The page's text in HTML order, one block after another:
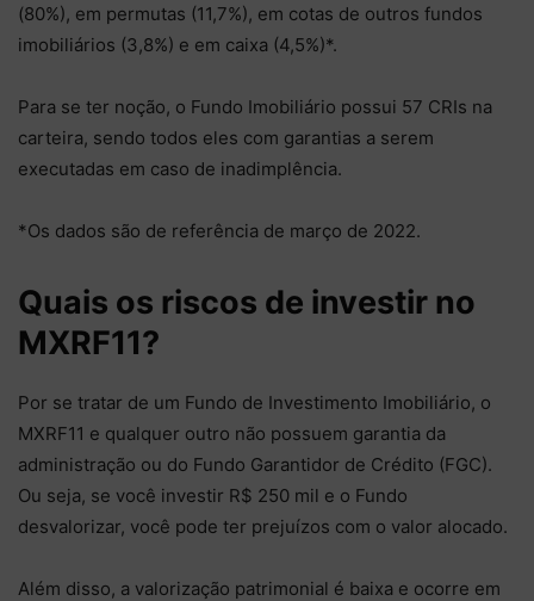
(80%), em permutas (11,7%), em cotas de outros fundos
imobiliários (3,8%) e em caixa (4,5%)*.
Para se ter noção, o Fundo Imobiliário possui 57 CRIs na
carteira, sendo todos eles com garantias a serem
executadas em caso de inadimplência.
*Os dados são de referência de março de 2022.
Quais os riscos de investir no
MXRF11?
Por se tratar de um Fundo de Investimento Imobiliário, o
MXRF11 e qualquer outro não possuem garantia da
administração ou do Fundo Garantidor de Crédito (FGC).
Ou seja, se você investir R$ 250 mil e o Fundo
desvalorizar, você pode ter prejuízos com o valor alocado.
Além disso, a valorização patrimonial é baixa e ocorre em